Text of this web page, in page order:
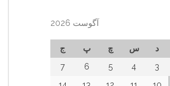
آگوست 2026
د س چ پ
ج
3
4
5
6
7